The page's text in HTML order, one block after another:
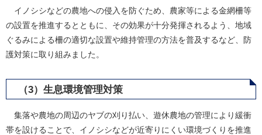
イノシシなどの農地への侵入を防ぐため、農家等による金網柵等
の設置を推進するとともに、その効果が十分発揮されるよう、地域
ぐるみによる柵の適切な設置や維持管理の方法を普及するなど、防
護対策に取り組みました。
（3）生息環境管理対策
集落や農地の周辺のヤブの刈り払い、遊休農地の管理により緩衝
帯を設けることで、イノシシなどが近寄りにくい環境づくりを推進